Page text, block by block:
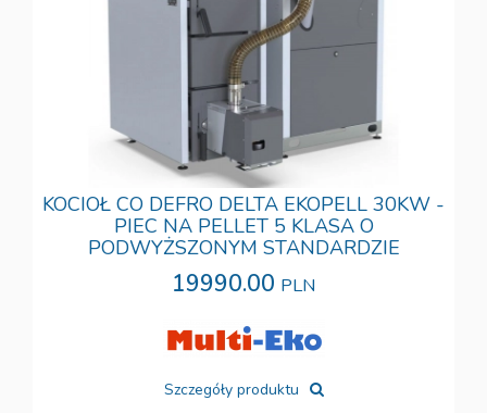
KOCIOŁ CO DEFRO DELTA EKOPELL 30KW -
PIEC NA PELLET 5 KLASA O
PODWYŻSZONYM STANDARDZIE
19990.00 PLN
Szczegóły produktu